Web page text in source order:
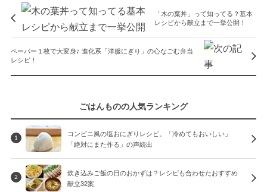
「木の葉丼」って知ってる？基本
レシピから献立まで一挙公開！
ペーパー１枚で大変身♪ 進化系「洋服にぎり」の心なごむ弁当
レシピ！
ごはんものの人気ランキング
1
コンビニ風の塩おにぎりレシピ。「冷めてもおいしい」
「絶対にまた作る」の声続出
2
炊き込みご飯の日のおかずは？レシピも合わせたおすすめ
献立32案